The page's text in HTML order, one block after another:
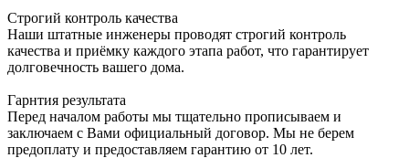
Строгий контроль качества
Наши штатные инженеры проводят строгий контроль
качества и приёмку каждого этапа работ, что гарантирует
долговечность вашего дома.
Гарнтия результата
Перед началом работы мы тщательно прописываем и
заключаем с Вами официальный договор. Мы не берем
предоплату и предоставляем гарантию от 10 лет.